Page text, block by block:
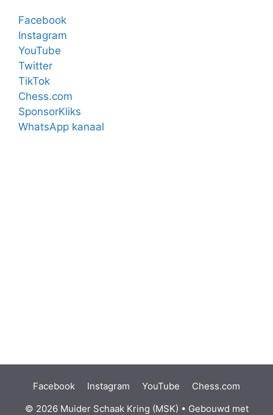
Facebook
Instagram
YouTube
Twitter
TikTok
Chess.com
SponsorKliks
WhatsApp kanaal
Facebook Instagram YouTube
Chess.com
© 2026 Muider Schaak Kring (MSK) • Gebouwd met